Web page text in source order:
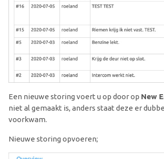
Een nieuwe storing voert u op door op New
niet al gemaakt is, anders staat deze er
voorkwam.
Nieuwe storing opvoeren;